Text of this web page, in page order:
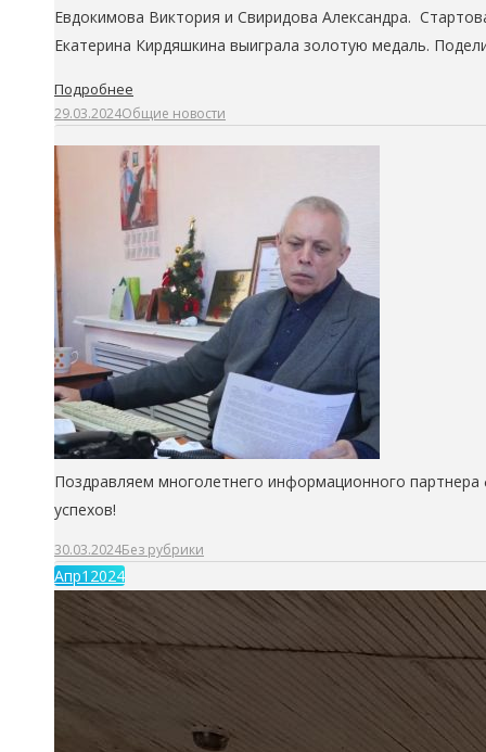
Евдокимова Виктория и Свиридова Александра.
Екатерина Кирдяшкина выиграла золотую медаль.
Подробнее
29.03.2024Общие новости
Поздравляем многолетнего информационного
успехов!
30.03.2024Без рубрики
Апр1 2024